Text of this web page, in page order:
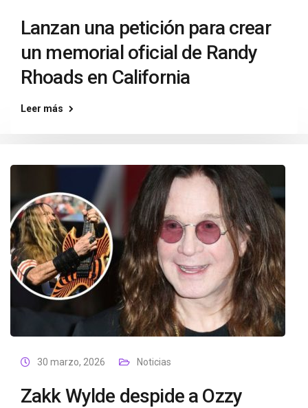
Lanzan una petición para crear
un memorial oficial de Randy
Rhoads en California
Leer más
30 marzo, 2026 Noticias
Zakk Wylde despide a Ozzy